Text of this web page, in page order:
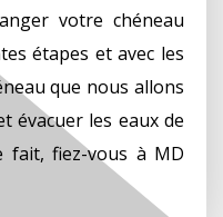
votre chéneau
étapes et avec les
que nous allons
évacuer les eaux de
fait, fiez-vous à MD